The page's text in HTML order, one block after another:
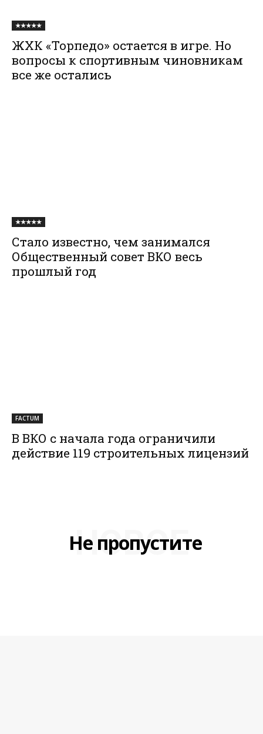
★★★★★
ЖХК «Торпедо» остается в игре. Но
вопросы к спортивным чиновникам
все же остались
★★★★★
Стало известно, чем занимался
Общественный совет ВКО весь
прошлый год
FACTUM
В ВКО с начала года ограничили
действие 119 строительных лицензий
Не пропустите
НОВОЕ